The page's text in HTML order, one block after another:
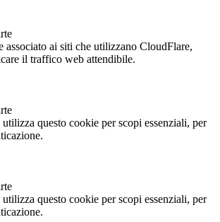
associato ai siti che utilizzano CloudFlare,
il traffico web attendibile.
utilizza questo cookie per scopi essenziali, per
utilizza questo cookie per scopi essenziali, per